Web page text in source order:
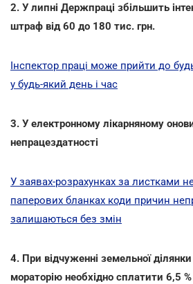
2. У липні Держпраці збільшить
штраф від 60 до 180 тис. грн.
Інспектор праці може прийти до
у будь-який день і час
3. У електронному лікарняному
непрацездатності
У заявах-розрахунках за листками
паперових бланках коди причин
залишаються без змін
4. При відчуженні земельної
мораторію необхідно сплатити 6,5 %